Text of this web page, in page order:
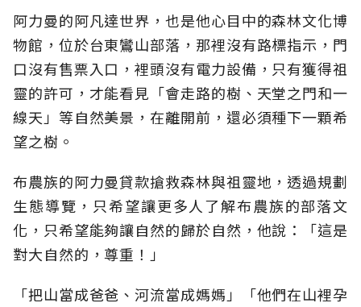
阿力曼的阿凡達世界，也是他心目中的森林文化博
物館，位於台東鸞山部落，那裡沒有路標指示，門
口沒有售票入口，裡頭沒有電力設備，只有獲得祖
靈的許可，才能看見「會走路的樹、天堂之門和一
線天」等自然美景，在離開前，還必須種下一顆希
望之樹。
布農族的阿力曼貸款搶救森林與祖靈地，透過規劃
生態導覽，只希望讓更多人了解布農族的部落文
化，只希望能夠讓自然的歸於自然，他說：「這是
對大自然的，尊重！」
「把山當成爸爸、河流當成媽媽」「他們在山裡孕